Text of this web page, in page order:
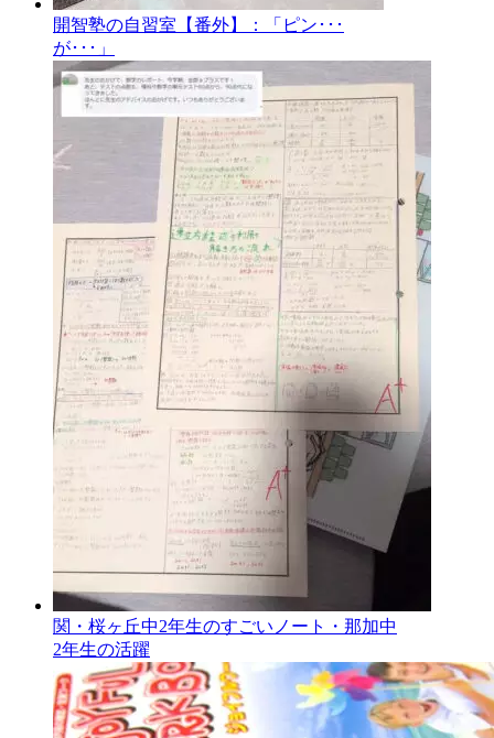
開智塾の自習室【番外】：「ピン･･･
が･･･」
関・桜ヶ丘中2年生のすごいノート・那加中
2年生の活躍